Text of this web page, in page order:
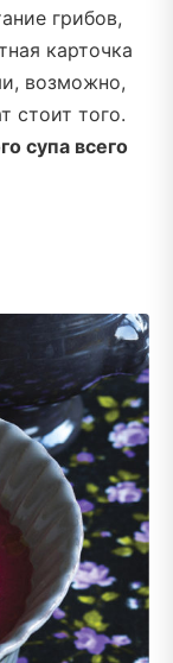
грибов,
карточка
возможно,
стоит того.
супа всего